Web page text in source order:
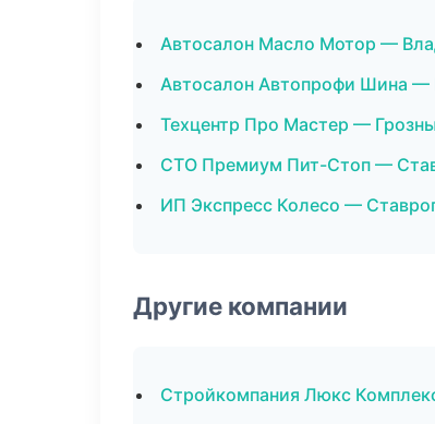
Автосалон Масло Мотор —
Автосалон Автопрофи Шина —
Техцентр Про Мастер —
СТО Премиум Пит-Стоп —
ИП Экспресс Колесо —
Другие компании
Стройкомпания Люкс